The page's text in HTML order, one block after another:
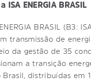
ISA ENERGIA BRASIL
BRASIL (B3:
transmissão de
da gestão de 35
a transição
distribuídas em